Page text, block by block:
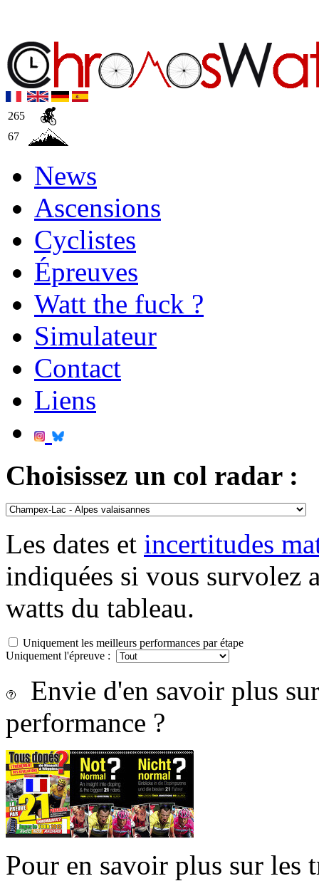
265
67
News
Ascensions
Cyclistes
Épreuves
Watt the fuck ?
Simulateur
Contact
Liens
Choisissez un col radar :
Les dates et incertitudes
indiquées si vous survolez
watts du tableau.
Uniquement les meilleurs performances par étape
Uniquement l'épreuve :
Envie d'en savoir plus
performance ?
Pour en savoir plus sur les